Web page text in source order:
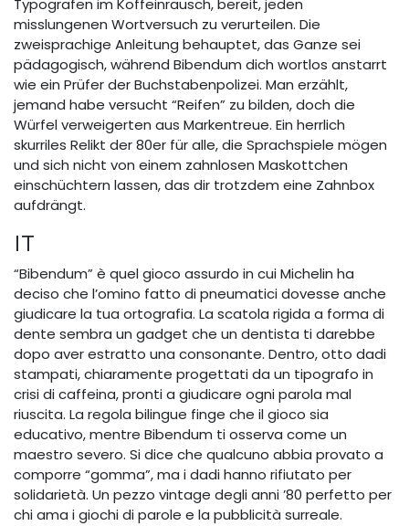
Typografen im Koffeinrausch, bereit, jeden
misslungenen Wortversuch zu verurteilen. Die
zweisprachige Anleitung behauptet, das Ganze sei
pädagogisch, während Bibendum dich wortlos anstarrt
wie ein Prüfer der Buchstabenpolizei. Man erzählt,
jemand habe versucht “Reifen” zu bilden, doch die
Würfel verweigerten aus Markentreue. Ein herrlich
skurriles Relikt der 80er für alle, die Sprachspiele mögen
und sich nicht von einem zahnlosen Maskottchen
einschüchtern lassen, das dir trotzdem eine Zahnbox
aufdrängt.
IT
“Bibendum” è quel gioco assurdo in cui Michelin ha
deciso che l’omino fatto di pneumatici dovesse anche
giudicare la tua ortografia. La scatola rigida a forma di
dente sembra un gadget che un dentista ti darebbe
dopo aver estratto una consonante. Dentro, otto dadi
stampati, chiaramente progettati da un tipografo in
crisi di caffeina, pronti a giudicare ogni parola mal
riuscita. La regola bilingue finge che il gioco sia
educativo, mentre Bibendum ti osserva come un
maestro severo. Si dice che qualcuno abbia provato a
comporre “gomma”, ma i dadi hanno rifiutato per
solidarietà. Un pezzo vintage degli anni ’80 perfetto per
chi ama i giochi di parole e la pubblicità surreale.